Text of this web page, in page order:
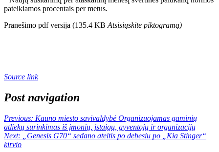
pateikiamos procentais per metus.
Pranešimo pdf versija (135.4 KB Atsisiųskite piktogramą)
Source link
Post navigation
Previous: Kauno miesto savivaldybė Organizuojamas gaminių
atliekų surinkimas iš įmonių, įstaigų, gyventojų ir organizacijų
Next:
„Genesis G70“ sedano ateitis po debesiu po „Kia Stinger“
kirvio